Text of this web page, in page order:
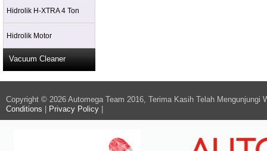
Hidrolik H-XTRA 4 Ton
Hidrolik Motor
Vacuum Cleaner
Copyright © 2026 Automega Team 2016, Terima Kasih Telah Mengunjungi
Conditions
Privacy Policy